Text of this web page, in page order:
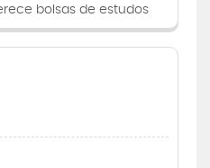
bolsas de estudos